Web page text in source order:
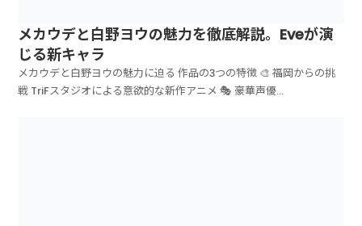
メカウデと白野ヨウの魅力を徹底解説。Eveが演
じる新キャラ
メカウデと白野ヨウの魅力に迫る 作品の3つの特徴 🎨 福岡からの挑
戦 TriFスタジオによる意欲的な新作アニメ 🎭 豪華声優...